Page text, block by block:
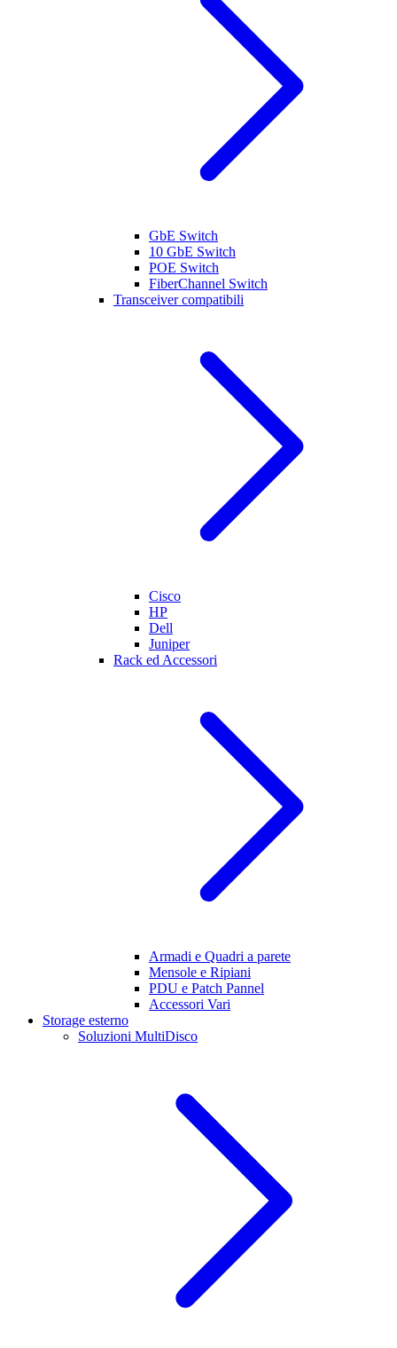
GbE Switch
10 GbE Switch
POE Switch
FiberChannel Switch
Transceiver compatibili
Cisco
HP
Dell
Juniper
Rack ed Accessori
Armadi e Quadri a parete
Mensole e Ripiani
PDU e Patch Pannel
Accessori Vari
Storage esterno
Soluzioni MultiDisco